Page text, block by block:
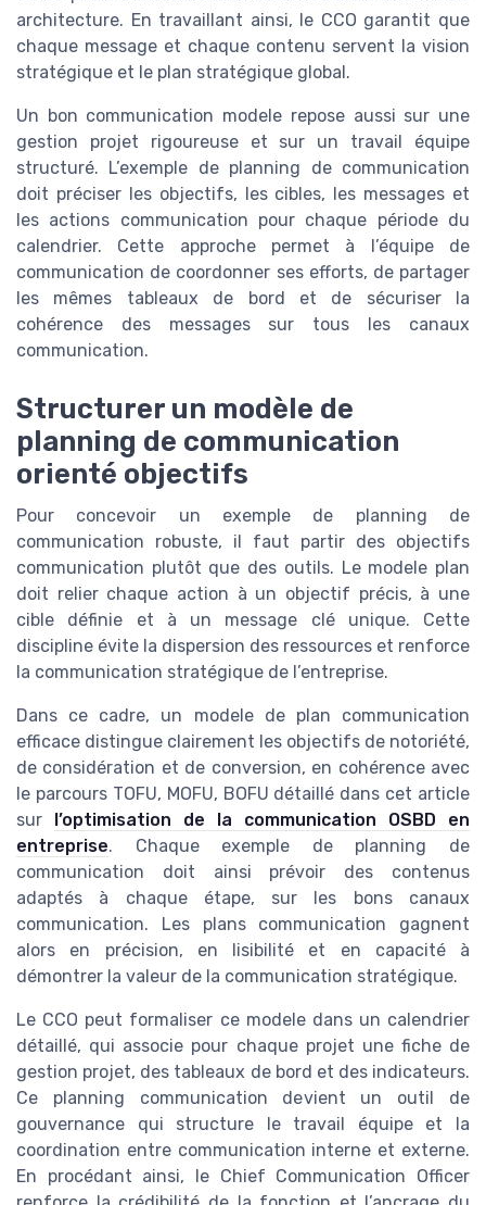
architecture. En travaillant ainsi, le CCO garantit que
chaque message et chaque contenu servent la vision
stratégique et le plan stratégique global.
Un bon communication modele repose aussi sur une
gestion projet rigoureuse et sur un travail équipe
structuré. L’exemple de planning de communication
doit préciser les objectifs, les cibles, les messages et
les actions communication pour chaque période du
calendrier. Cette approche permet à l’équipe de
communication de coordonner ses efforts, de partager
les mêmes tableaux de bord et de sécuriser la
cohérence des messages sur tous les canaux
communication.
Structurer un modèle de
planning de communication
orienté objectifs
Pour concevoir un exemple de planning de
communication robuste, il faut partir des objectifs
communication plutôt que des outils. Le modele plan
doit relier chaque action à un objectif précis, à une
cible définie et à un message clé unique. Cette
discipline évite la dispersion des ressources et renforce
la communication stratégique de l’entreprise.
Dans ce cadre, un modele de plan communication
efficace distingue clairement les objectifs de notoriété,
de considération et de conversion, en cohérence avec
le parcours TOFU, MOFU, BOFU détaillé dans cet article
sur l’optimisation de la communication OSBD en
entreprise. Chaque exemple de planning de
communication doit ainsi prévoir des contenus
adaptés à chaque étape, sur les bons canaux
communication. Les plans communication gagnent
alors en précision, en lisibilité et en capacité à
démontrer la valeur de la communication stratégique.
Le CCO peut formaliser ce modele dans un calendrier
détaillé, qui associe pour chaque projet une fiche de
gestion projet, des tableaux de bord et des indicateurs.
Ce planning communication devient un outil de
gouvernance qui structure le travail équipe et la
coordination entre communication interne et externe.
En procédant ainsi, le Chief Communication Officer